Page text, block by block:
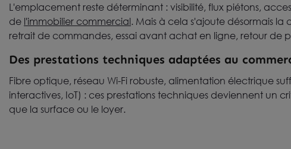
L'emplacement reste déterminant : visibilité, flux piétons,
de l'immobilier commercial. Mais à cela s'ajoute désormais
retrait de commandes, essai avant achat en ligne, retour de
Des prestations techniques adaptées au
Fibre optique, réseau Wi-Fi robuste, alimentation électrique
interactives, IoT) : ces prestations techniques deviennent un
que la surface ou le loyer.